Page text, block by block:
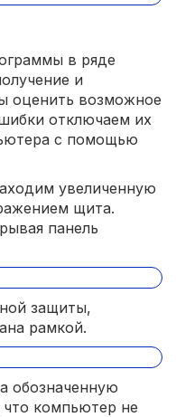
в ряде
и
оценить возможное
отключаем их
с помощью
увеличенную
щита.
панель
защиты,
рамкой.
обозначенную
компьютер не